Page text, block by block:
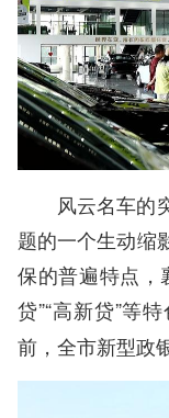
风云名车的
题的一个生动缩
保的普遍特点，
贷”“高新贷”等
前，全市新型政